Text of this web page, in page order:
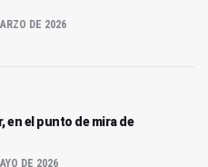
DE 2026
en el punto de mira de
DE 2026